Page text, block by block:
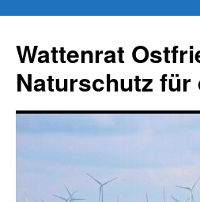
springen
Wattenrat
Naturschutz für